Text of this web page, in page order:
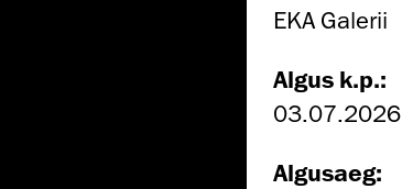
EKA Galerii
Algus k.p.:
03.07.2026
Algusaeg: